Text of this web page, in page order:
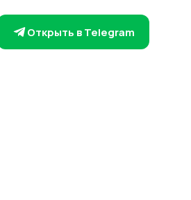
Открыть в Telegram